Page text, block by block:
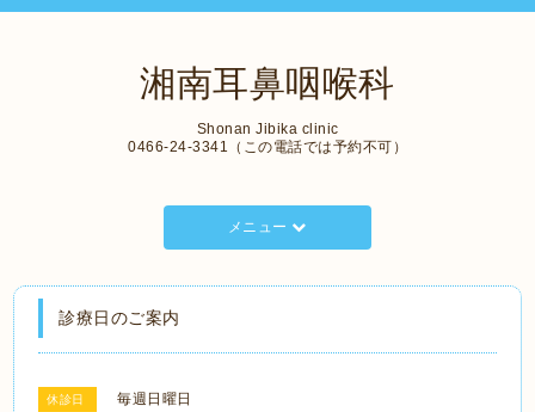
湘南耳鼻咽喉科
Shonan Jibika clinic
0466-24-3341（この電話では予約不可）
メニュー
診療日のご案内
休診日 毎週日曜日